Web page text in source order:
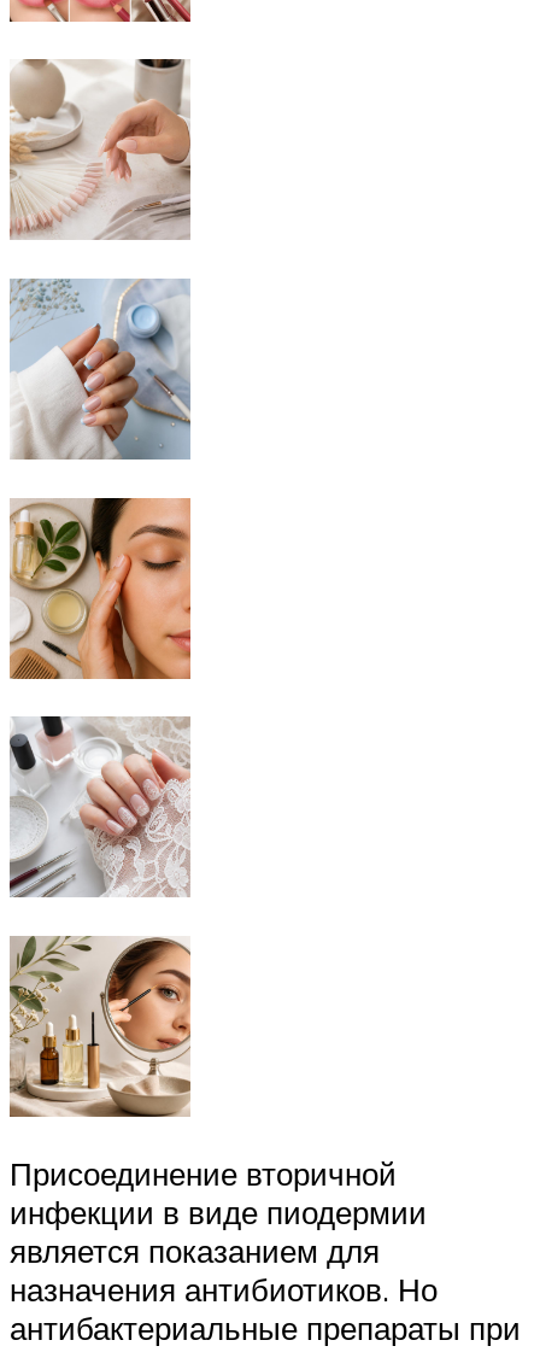
Присоединение вторичной
инфекции в виде пиодермии
является показанием для
назначения антибиотиков. Но
антибактериальные препараты при